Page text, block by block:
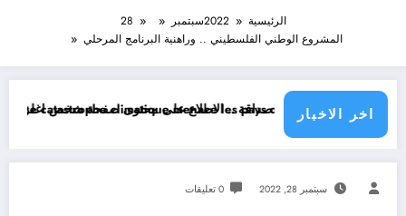
الرئيسية 2022سبتمبر
28
المشروع الوطني الفلسطيني .. وراهنية البرنامج المرحلي
اخر الاخبار
La pire catastrophe climatique menace les الحرارة و الرياح و الأمطار و
سبتمبر 28, 2022 0 تعليقات